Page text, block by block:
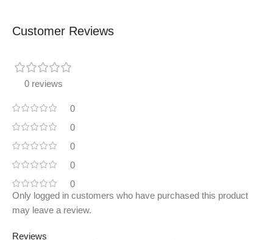
Customer Reviews
0 reviews
0
0
0
0
0
Reviews
Only logged in customers who have purchased this product
may leave a review.